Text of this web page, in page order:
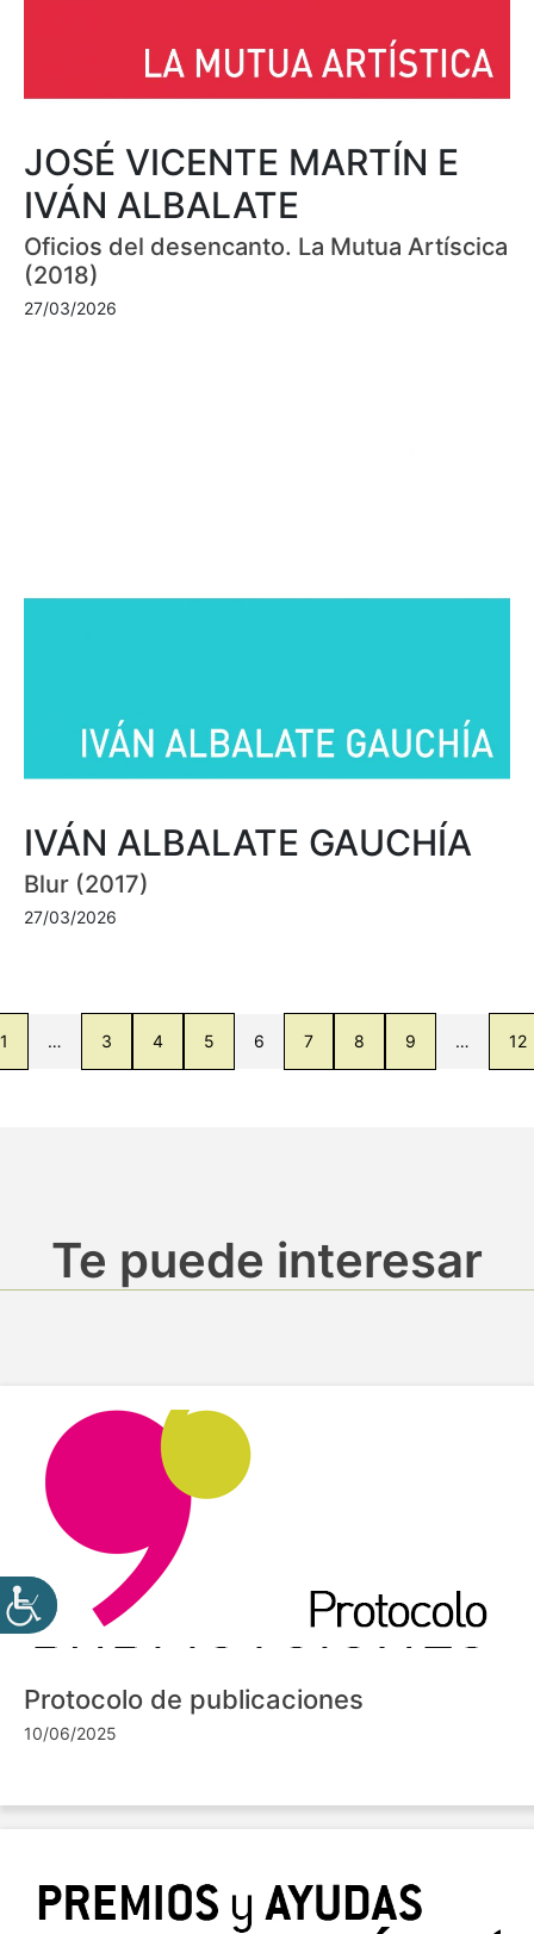
JOSÉ VICENTE MARTÍN E
IVÁN ALBALATE
Oficios del desencanto. La Mutua Artíscica
(2018)
27/03/2026
IVÁN ALBALATE GAUCHÍA
Blur (2017)
27/03/2026
1 … 3 4 5 6 7 8 9 … 12
Te puede interesar
Protocolo de publicaciones
10/06/2025